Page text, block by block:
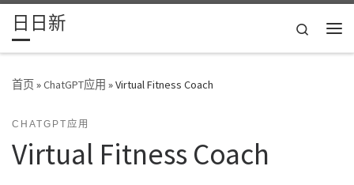
Skip to content
日日新
Search
首页»ChatGPT应用 »Virtual Fitness Coach
CHATGPT应用
Virtual Fitness Coach